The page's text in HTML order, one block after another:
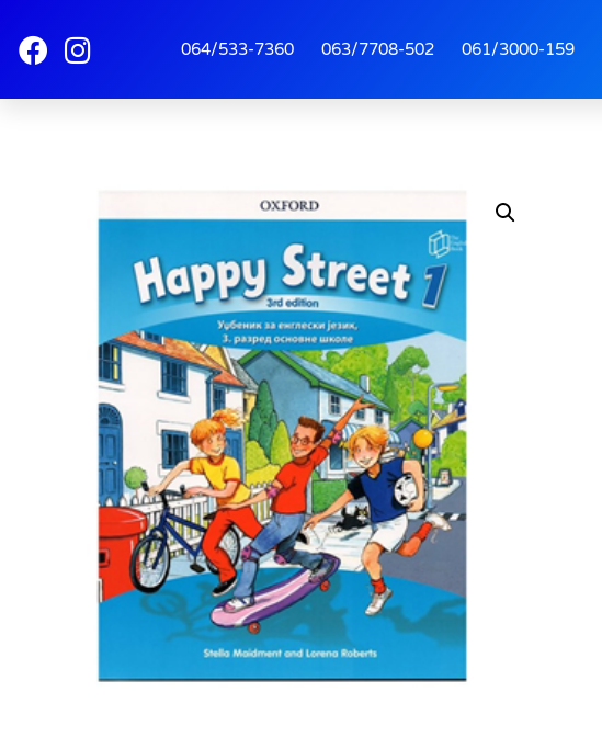
064/533-7360 063/7708-502 061/3000-159